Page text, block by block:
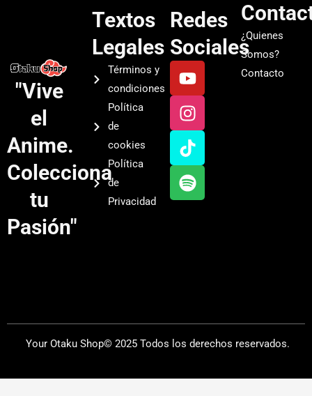
"Vive
el
Anime.
Colecciona
tu
Pasión"
Textos
Legales
Términos y
condiciones
Política
de
cookies
Política
de
Privacidad
Redes
Sociales
Y
o
u
t
u
b
e
I
n
s
t
a
g
r
a
T
i
k
t
o
k
S
p
o
t
i
f
y
¿Quienes
Somos?
Contacto
Your Otaku Shop© 2025 Todos los derechos reservados.